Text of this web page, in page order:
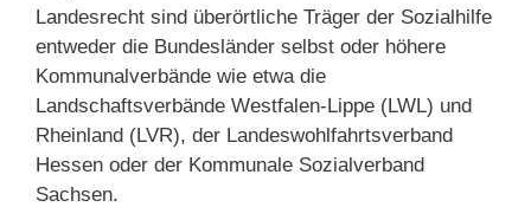
Landesrecht sind überörtliche Träger der Sozialhilfe
entweder die Bundesländer selbst oder höhere
Kommunalverbände wie etwa die
Landschaftsverbände Westfalen-Lippe (LWL) und
Rheinland (LVR), der Landeswohlfahrtsverband
Hessen oder der Kommunale Sozialverband
Sachsen.